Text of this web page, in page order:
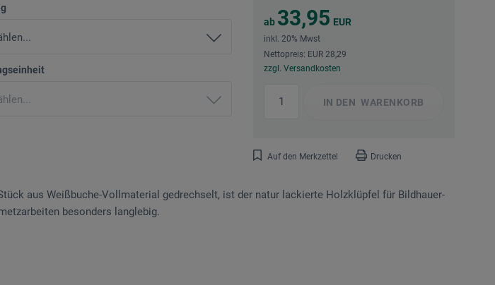
ab 33,95 EUR
inkl. 20% Mwst
Nettopreis: EUR 28,29
zzgl. Versandkosten
IN DEN WARENKORB
Auf den Merkzettel Drucken
aus Weißbuche-Vollmaterial gedrechselt, ist der natur lackierte Holzklüpfel für Bildhauer-
besonders langlebig.